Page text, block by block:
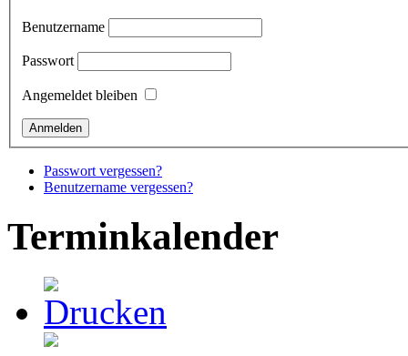
Benutzername
Passwort
Angemeldet bleiben
Passwort vergessen?
Benutzername vergessen?
Terminkalender